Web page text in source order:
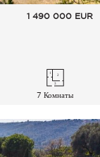
1 490 000 EUR
7 Комнаты